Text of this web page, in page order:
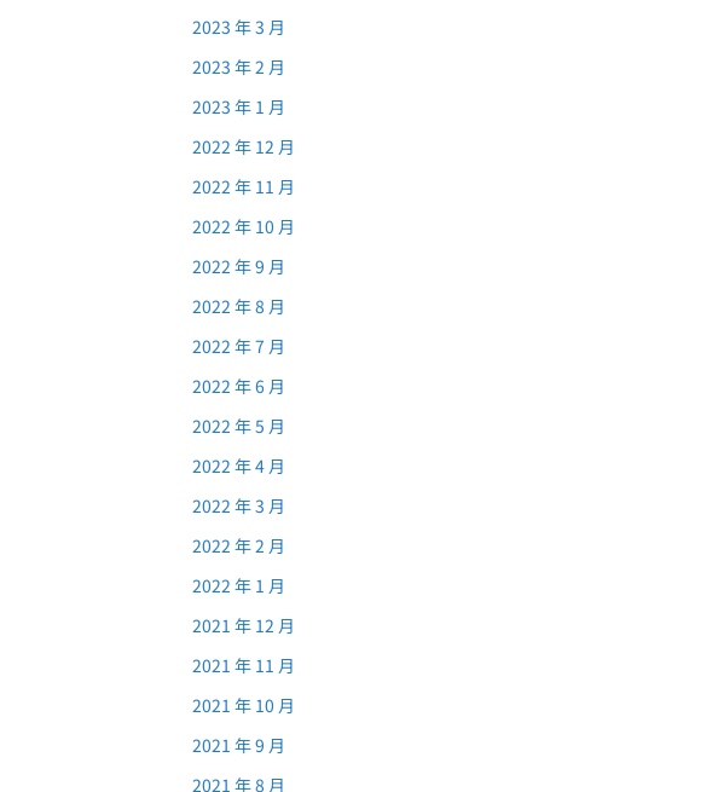
2023 年 3 月
2023 年 2 月
2023 年 1 月
2022 年 12 月
2022 年 11 月
2022 年 10 月
2022 年 9 月
2022 年 8 月
2022 年 7 月
2022 年 6 月
2022 年 5 月
2022 年 4 月
2022 年 3 月
2022 年 2 月
2022 年 1 月
2021 年 12 月
2021 年 11 月
2021 年 10 月
2021 年 9 月
2021 年 8 月